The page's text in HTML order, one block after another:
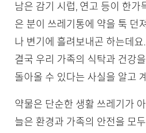
남은 감기 시럽, 연고 등이 한가
은 분이 쓰레기통에 약을 툭 던
나 변기에 흘려보내곤 하는데요
결국 우리 가족의 식탁과 건강
돌아올 수 있다는 사실을 알고
약물은 단순한 생활 쓰레기가
늘은 환경과 가족의 안전을 모